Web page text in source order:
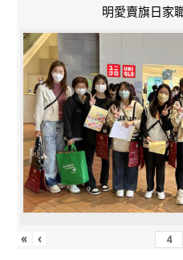
明愛賣旗日家
« ‹